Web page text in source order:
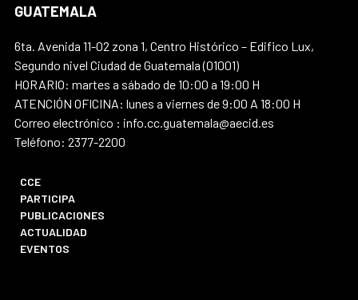
GUATEMALA
6ta. Avenida 11-02 zona 1, Centro Histórico – Edifico Lux,
Segundo nivel Ciudad de Guatemala (01001)
HORARIO: martes a sábado de 10:00 a 19:00 H
ATENCIÓN OFICINA: lunes a viernes de 9:00 A 18:00 H
Correo electrónico : info.cc.guatemala@aecid.es
Teléfono: 2377-2200
CCE
PARTICIPA
PUBLICACIONES
ACTUALIDAD
EVENTOS